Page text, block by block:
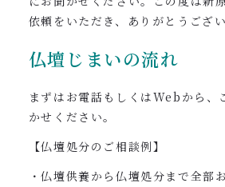
依頼をいただき、ありがとうござ
仏壇じまいの流れ
まずはお電話もしくはWebから、
かせください。
【仏壇処分のご相談例】
・仏壇供養から仏壇処分まで全部